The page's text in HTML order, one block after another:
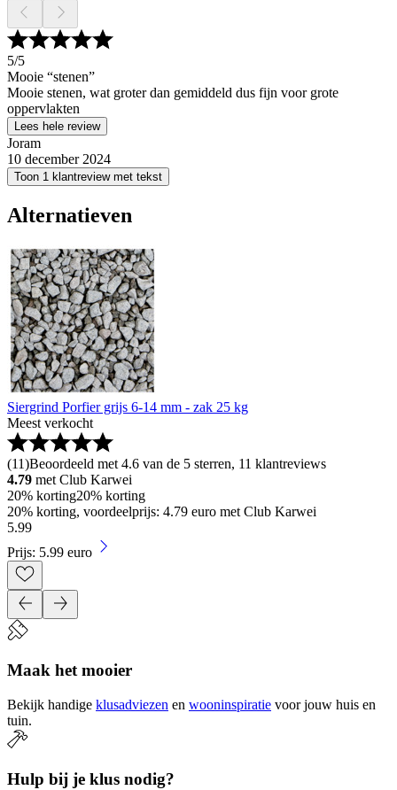
5/5
Mooie “stenen”
Mooie stenen, wat groter dan gemiddeld dus fijn voor grote
oppervlakten
Lees hele review
Joram
10 december 2024
Toon 1 klantreview met tekst
Alternatieven
Siergrind Porfier grijs 6-14 mm - zak 25 kg
Meest verkocht
(11)Beoordeeld met 4.6 van de 5 sterren, 11 klantreviews
4.79 met Club Karwei
20% korting20% korting
20% korting, voordeelprijs: 4.79 euro met Club Karwei
5.99
Prijs: 5.99 euro
Maak het mooier
Bekijk handige klusadviezen en wooninspiratie voor jouw huis en
tuin.
Hulp bij je klus nodig?